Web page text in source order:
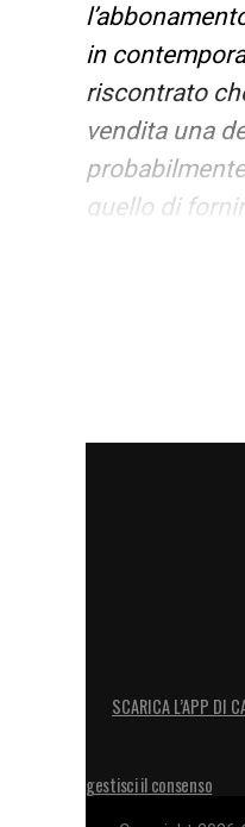
in
riscontrato
vendita una
quello di
modulabili in
SCARICA L’APP DI
gestisci il consenso